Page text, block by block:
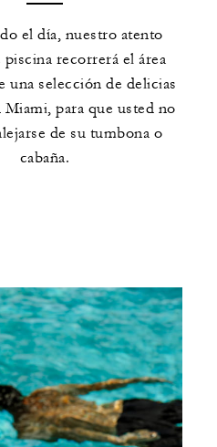
el día, nuestro atento
piscina recorrerá el área
una selección de delicias
Miami, para que usted no
de su tumbona o
cabaña.